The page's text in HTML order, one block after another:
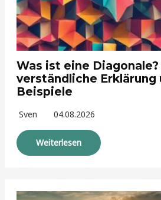
Was ist eine Diagonale?
verständliche Erklärung
Beispiele
Sven 04.08.2026
Weiterlesen